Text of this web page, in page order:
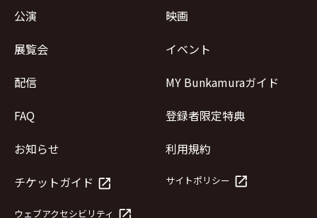
公演
映画
展覧会
イベント
配信
MY Bunkamuraガイド
FAQ
登録者限定特典
お知らせ
利用規約
チケットガイド launch サイトポリシー launch
ウェブアクセシビリティ launch